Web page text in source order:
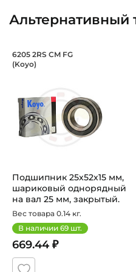
Классификация завода -
Запасные части Neovert для
Страна происхождения:
Китай
Альтернативный
Подшипник
Подшипник шариковый
6205 2RS CM FG
(Koyo)
Подшипник 25х52х15 мм,
шариковый однорядный
на вал 25 мм, закрытый.
Арт...
Вес товара 0.14 кг.
В наличии 69 шт.
669.44 ₽